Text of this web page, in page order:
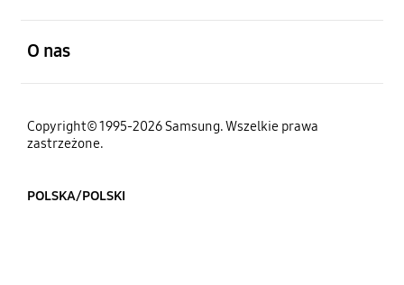
O nas
Copyright© 1995-2026 Samsung. Wszelkie prawa
zastrzeżone.
POLSKA/POLSKI